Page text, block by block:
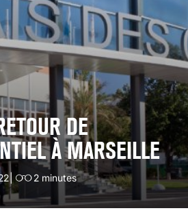
DE
À MARSEILLE
2 minutes